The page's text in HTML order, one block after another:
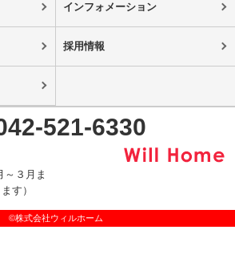
インフォメーション
採用情報
521-6330
～３月ま
す）
©株式会社ウィルホーム